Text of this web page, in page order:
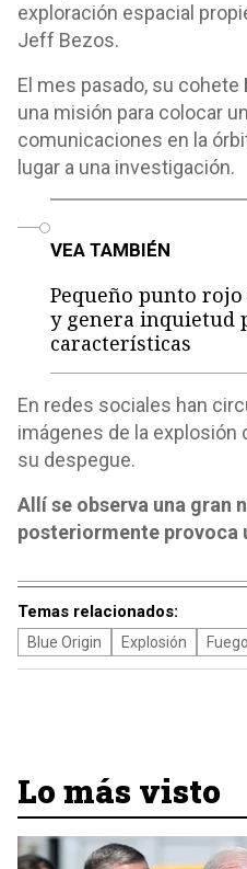
exploración espacial
Jeff Bezos.
El mes pasado, su cohete
una misión para colocar
comunicaciones en la
lugar a una investigación.
VEA TAMBIÉN
Pequeño punto rojo
y genera inquietud
características
En redes sociales han
imágenes de la
su despegue.
Allí se observa una gran
posteriormente provoca
Temas relacionados:
Blue Origin Explosión Fuego
Lo más visto